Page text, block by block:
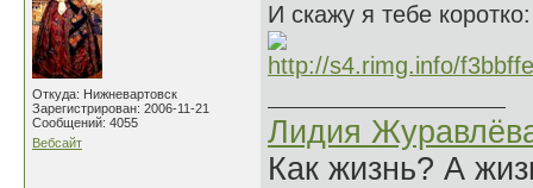
Откуда: Нижневартовск
Зарегистрирован: 2006-11-21
Сообщений: 4055
Вебсайт
И скажу я тебе
Лидия
Как жизнь? А